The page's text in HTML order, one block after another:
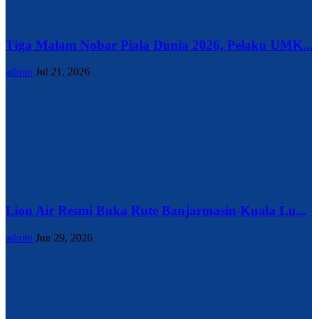
Tiga Malam Nobar Piala Dunia 2026, Pelaku
admin Jul 21, 2026
Lion Air Resmi Buka Rute Banjarmasin-Kuala Lu...
admin Jun 29, 2026